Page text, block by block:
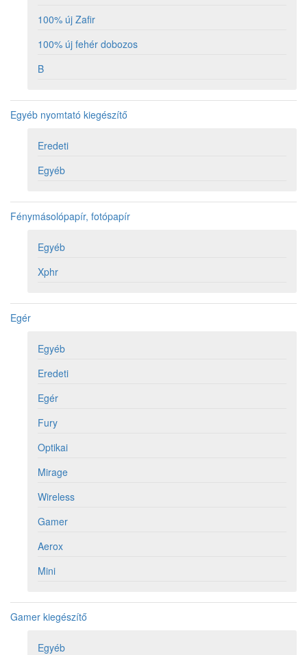
100% új Zafir
100% új fehér dobozos
B
Egyéb nyomtató kiegészítő
Eredeti
Egyéb
Fénymásolópapír, fotópapír
Egyéb
Xphr
Egér
Egyéb
Eredeti
Egér
Fury
Optikai
Mirage
Wireless
Gamer
Aerox
Mini
Gamer kiegészítő
Egyéb